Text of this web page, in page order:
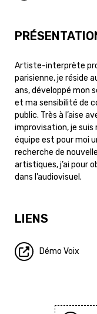
Artiste-interprète
parisienne, je réside
ans, développé mon
et ma sensibilité de
public. Très à l’aise
improvisation, je
équipe est pour moi
recherche de
artistiques, j’ai pour
dans l’audiovisuel.
LIENS
Démo Voix